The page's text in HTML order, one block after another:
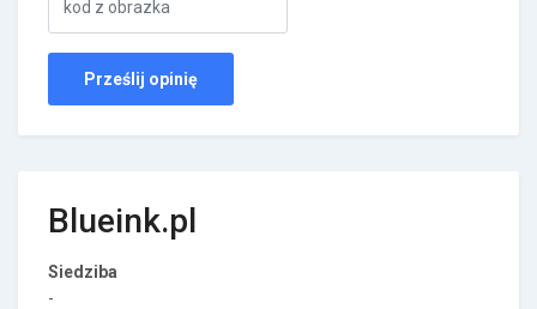
Blueink.pl
Siedziba
-